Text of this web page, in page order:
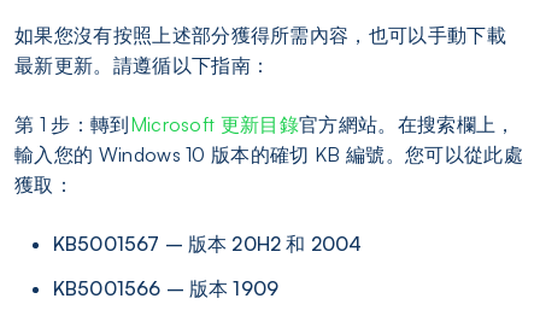
如果您沒有按照上述部分獲得所需內容，也可以手動下載
最新更新。請遵循以下指南：
第 1 步：轉到Microsoft 更新目錄官方網站。在搜索欄上，
輸入您的 Windows 10 版本的確切 KB 編號。您可以從此處
獲取：
KB5001567 – 版本 20H2 和 2004
KB5001566 – 版本 1909